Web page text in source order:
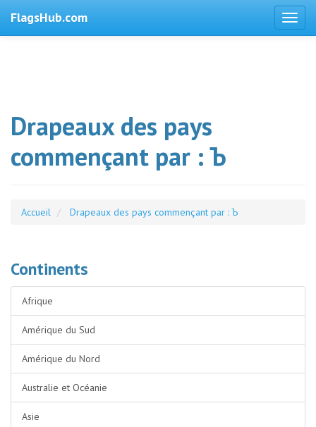
FlagsHub.com
Drapeaux des pays
commençant par : Ъ
Accueil Drapeaux des pays commençant par : Ъ
Continents
Afrique
Amérique du Sud
Amérique du Nord
Australie et Océanie
Asie